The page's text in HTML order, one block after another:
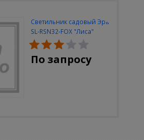
Светильник садовый Эра
SL-RSN32-FOX "Лиса"
солн.бат, полистоун,
цветной, 32 см
По запросу